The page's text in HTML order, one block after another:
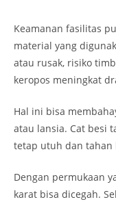
Keamanan fasilitas
material yang
atau rusak, risiko
keropos meningkat
Hal ini bisa
atau lansia. Cat besi
tetap utuh dan tahan
Dengan permukaan
karat bisa dicegah.